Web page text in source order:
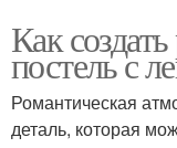
Как
постель с
Романтическая
деталь, которая